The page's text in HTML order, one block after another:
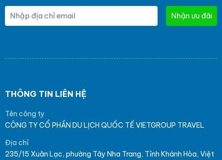
Nhận ưu đãi
THÔNG TIN LIÊN HỆ
Tên công ty
CÔNG TY CỔ PHẦN DU LỊCH QUỐC TẾ VIETGROUP TRAVEL
Địa chỉ
235/15 Xuân Lạc, phường Tây Nha Trang, Tỉnh Khánh Hòa, Việt